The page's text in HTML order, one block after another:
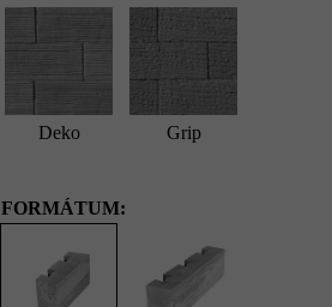
Deko Grip
FORMÁTUM: